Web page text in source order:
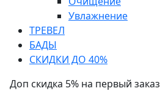
Увлажнение
ТРЕВЕЛ
БАДЫ
СКИДКИ ДО 40%
Доп скидка 5% на первый заказ